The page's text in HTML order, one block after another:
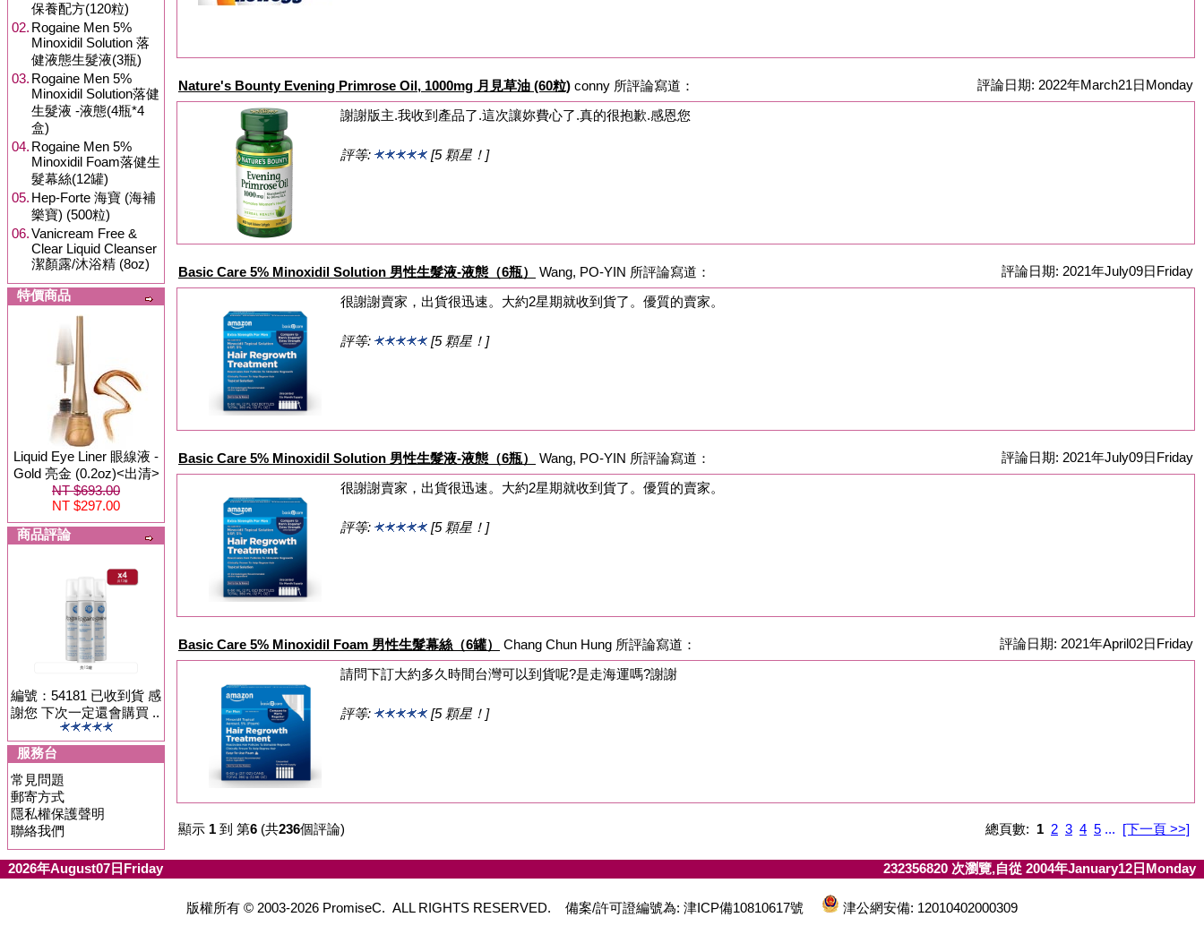
保養配方(120粒)
02. Rogaine Men 5%
Minoxidil Solution 落
健液態生髮液(3瓶)
03. Rogaine Men 5%
Minoxidil Solution落健
生髮液 -液態(4瓶*4
盒)
04. Rogaine Men 5%
Minoxidil Foam落健生
髮幕絲(12罐)
05. Hep-Forte 海寶 (海補
樂寶) (500粒)
06.Vanicream Free &
Clear Liquid Cleanser
潔顏露/沐浴精 (8oz)
特價商品
Liquid Eye Liner 眼線液 -
Gold 亮金 (0.2oz)<出清>
NT $693.00
NT $297.00
商品評論
編號：54181 已收到貨 感
謝您 下次一定還會購買 ..
服務台
常見問題
郵寄方式
隱私權保護聲明
聯絡我們
Nature's Bounty Evening Primrose Oil, 1000mg 月見草油 (60粒) conny 所評論寫道：
評論日期: 2022年March21日Monday
謝謝版主.我收到產品了.這次讓妳費心了.真的很抱歉.感恩您
評等: [5 顆星！]
Basic Care 5% Minoxidil Solution 男性生髮液-液態（6瓶） Wang, PO-YIN 所評論寫道：
評論日期: 2021年July09日Friday
很謝謝賣家，出貨很迅速。大約2星期就收到貨了。優質的賣家。
評等: [5 顆星！]
Basic Care 5% Minoxidil Solution 男性生髮液-液態（6瓶） Wang, PO-YIN 所評論寫道：
評論日期: 2021年July09日Friday
很謝謝賣家，出貨很迅速。大約2星期就收到貨了。優質的賣家。
評等: [5 顆星！]
Basic Care 5% Minoxidil Foam 男性生髮幕絲（6罐） Chang Chun Hung 所評論寫道：
評論日期: 2021年April02日Friday
請問下訂大約多久時間台灣可以到貨呢?是走海運嗎?謝謝
評等: [5 顆星！]
顯示 1 到 第6 (共236個評論) 總頁數: 1 2 3 4 5 ... [下一頁 >>]
2026年August07日Friday 232356820 次瀏覽,自從 2004年January12日Monday
版權所有 © 2003-2026 PromiseC. ALL RIGHTS RESERVED. 備案/許可證編號為: 津ICP備10810617號 津公網安備: 12010402000309